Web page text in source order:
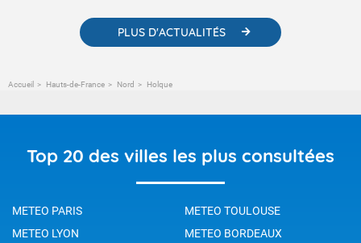
PLUS D'ACTUALITÉS
Accueil Hauts-de-France Nord Holque
Top 20 des villes les plus consultées
METEO PARIS
METEO TOULOUSE
METEO LYON
METEO BORDEAUX